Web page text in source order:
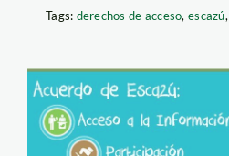
Tags: derechos de acceso,escazú,
escazu